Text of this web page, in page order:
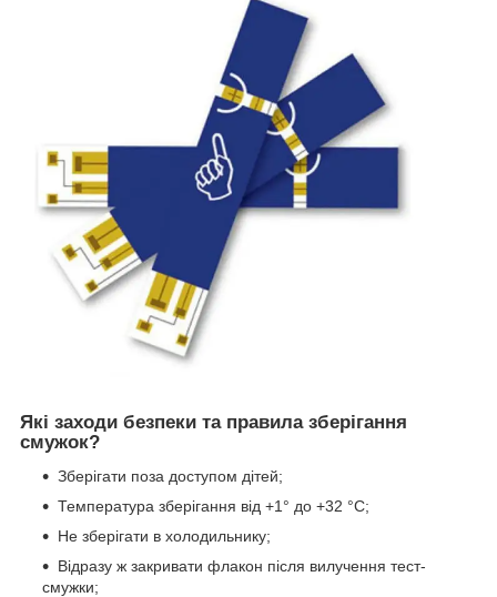
Які заходи безпеки та правила зберігання
смужок?
Зберігати поза доступом дітей;
Температура зберігання від +1° до +32 °C;
Не зберігати в холодильнику;
Відразу ж закривати флакон після вилучення тест-
смужки;